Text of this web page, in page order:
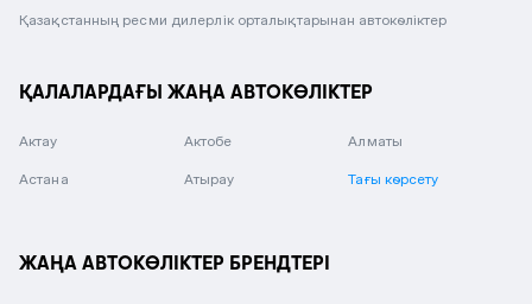
Қазақстанның ресми дилерлік орталықтарынан автокөліктер
ҚАЛАЛАРДАҒЫ ЖАҢА АВТОКӨЛІКТЕР
Актау Актобе Алматы
Астана Атырау Тағы көрсету
ЖАҢА АВТОКӨЛІКТЕР БРЕНДТЕРІ